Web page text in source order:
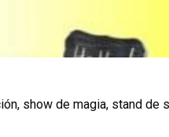
show de magia, stand de